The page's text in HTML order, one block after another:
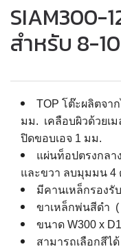
SIAM300-
สำหรับ 8-
TOP โต๊ะผลิตจา
มม. เคลือบผิวด้วยเ
ปิดขอบเอจ 1 มม.
แผ่นท็อปตรงกล
และขวา ลบมุมมน 4
มีคานเหล็กรองรั
ขาเหล็กพ่นสีดำ (
ขนาด W300 x
สามารถเลือกสีได้